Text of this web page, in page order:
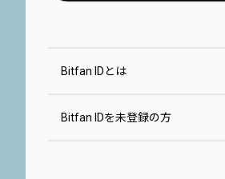
Bitfan IDとは
Bitfan IDを未登録の方